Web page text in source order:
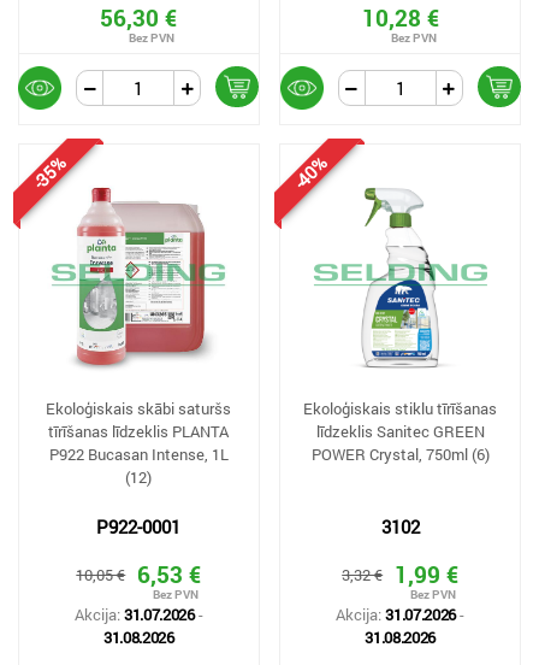
56,30 € 10,28 €
-35%
Ekoloģiskais skābi saturšs
tīrīšanas līdzeklis PLANTA
P922 Bucasan Intense, 1L
(12)
P922-0001
10,05 € 6,53 €
Akcija:31.07.2026-
31.08.2026
-40%
Ekoloģiskais stiklu tīrīšanas
līdzeklis Sanitec GREEN
POWER Crystal, 750ml (6)
3102
3,32 € 1,99 €
Akcija:31.07.2026-
31.08.2026